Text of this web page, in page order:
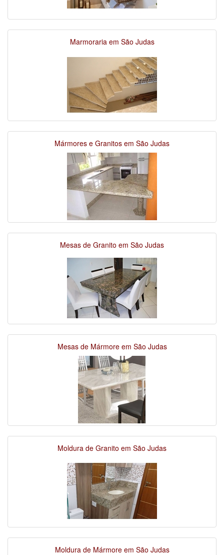
Marmoraria em São Judas
Mármores e Granitos em São Judas
Mesas de Granito em São Judas
Mesas de Mármore em São Judas
Moldura de Granito em São Judas
Moldura de Mármore em São Judas